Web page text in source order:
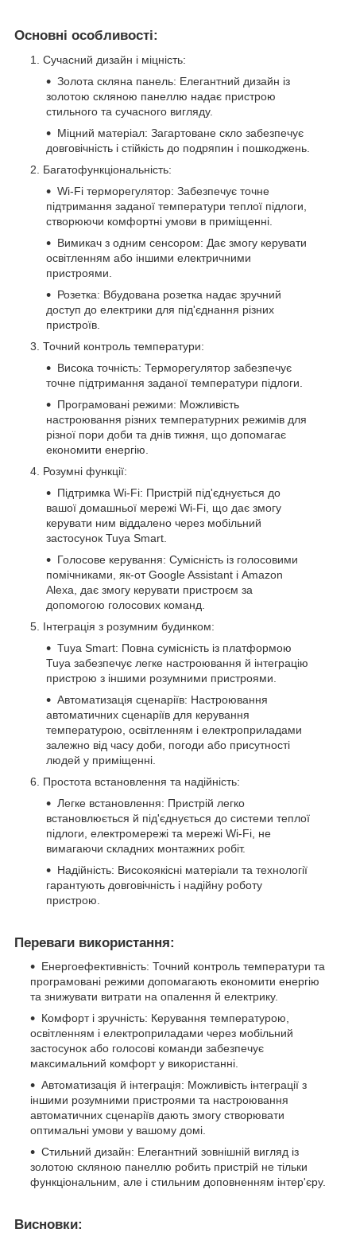
Основні особливості:
Сучасний дизайн і міцність:
Золота скляна панель: Елегантний дизайн із
золотою скляною панеллю надає пристрою
стильного та сучасного вигляду.
Міцний матеріал: Загартоване скло забезпечує
довговічність і стійкість до подряпин і пошкоджень.
Багатофункціональність:
Wi-Fi терморегулятор: Забезпечує точне
підтримання заданої температури теплої підлоги,
створюючи комфортні умови в приміщенні.
Вимикач з одним сенсором: Дає змогу керувати
освітленням або іншими електричними
пристроями.
Розетка: Вбудована розетка надає зручний
доступ до електрики для під'єднання різних
пристроїв.
Точний контроль температури:
Висока точність: Терморегулятор забезпечує
точне підтримання заданої температури підлоги.
Програмовані режими: Можливість
настроювання різних температурних режимів для
різної пори доби та днів тижня, що допомагає
економити енергію.
Розумні функції:
Підтримка Wi-Fi: Пристрій під'єднується до
вашої домашньої мережі Wi-Fi, що дає змогу
керувати ним віддалено через мобільний
застосунок Tuya Smart.
Голосове керування: Сумісність із голосовими
помічниками, як-от Google Assistant і Amazon
Alexa, дає змогу керувати пристроєм за
допомогою голосових команд.
Інтеграція з розумним будинком:
Tuya Smart: Повна сумісність із платформою
Tuya забезпечує легке настроювання й інтеграцію
пристрою з іншими розумними пристроями.
Автоматизація сценаріїв: Настроювання
автоматичних сценаріїв для керування
температурою, освітленням і електроприладами
залежно від часу доби, погоди або присутності
людей у приміщенні.
Простота встановлення та надійність:
Легке встановлення: Пристрій легко
встановлюється й під'єднується до системи теплої
підлоги, електромережі та мережі Wi-Fi, не
вимагаючи складних монтажних робіт.
Надійність: Високоякісні матеріали та технології
гарантують довговічність і надійну роботу
пристрою.
Переваги використання:
Енергоефективність: Точний контроль температури та
програмовані режими допомагають економити енергію
та знижувати витрати на опалення й електрику.
Комфорт і зручність: Керування температурою,
освітленням і електроприладами через мобільний
застосунок або голосові команди забезпечує
максимальний комфорт у використанні.
Автоматизація й інтеграція: Можливість інтеграції з
іншими розумними пристроями та настроювання
автоматичних сценаріїв дають змогу створювати
оптимальні умови у вашому домі.
Стильний дизайн: Елегантний зовнішній вигляд із
золотою скляною панеллю робить пристрій не тільки
функціональним, але і стильним доповненням інтер'єру.
Висновки: